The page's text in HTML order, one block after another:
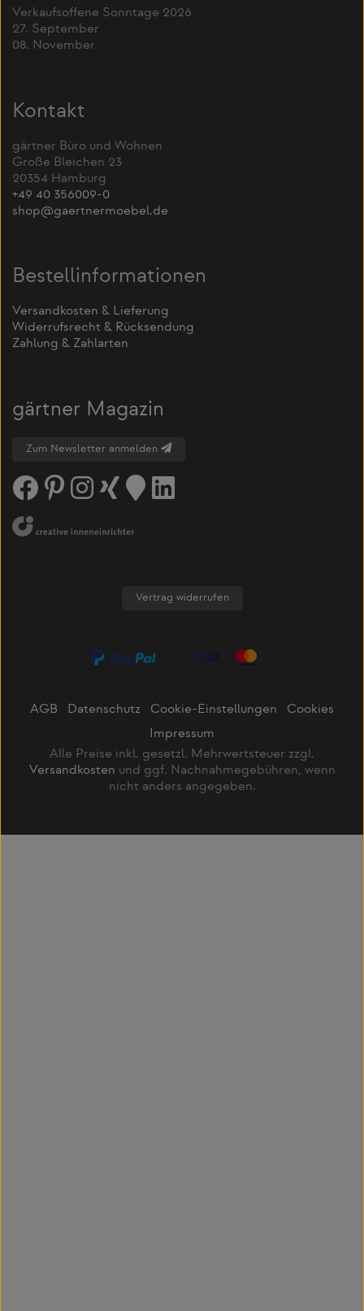
Verkaufsoffene Sonntage 2026
27. September
08. November
Kontakt
gärtner Büro und Wohnen
Große Bleichen 23
20354 Hamburg
+49 40 356009-0
shop@gaertnermoebel.de
Bestellinformationen
Versandkosten & Lieferung
Widerrufsrecht & Rücksendung
Zahlung & Zahlarten
gärtner Magazin
Zum Newsletter anmelden
Vertrag widerrufen
AGB Datenschutz Cookie-Einstellungen
Cookies
Impressum
Alle Preise inkl. gesetzl. Mehrwertsteuer zzgl.
Versandkosten und ggf. Nachnahmegebühren, wenn
nicht anders angegeben.